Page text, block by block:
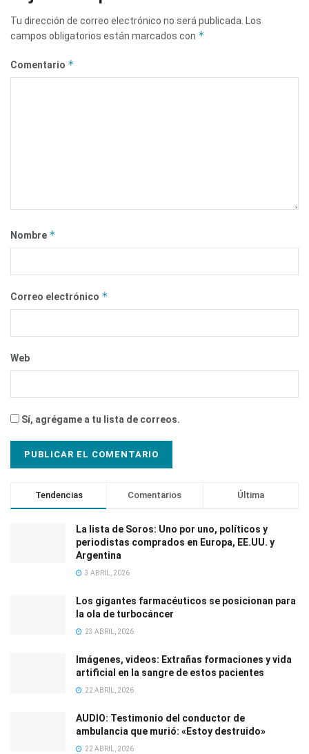
Tu dirección de correo electrónico no será publicada. Los
campos obligatorios están marcados con *
Comentario *
Nombre *
Correo electrónico *
Web
Sí, agrégame a tu lista de correos.
Tendencias Comentarios Última
La lista de Soros: Uno por uno, políticos y
periodistas comprados en Europa, EE.UU. y
Argentina
3 ABRIL, 2026
Los gigantes farmacéuticos se posicionan para
la ola de turbocáncer
23 ABRIL, 2026
Imágenes, videos: Extrañas formaciones y vida
artificial en la sangre de estos pacientes
22 ABRIL, 2026
AUDIO: Testimonio del conductor de
ambulancia que murió: «Estoy destruido»
22 ABRIL, 2026